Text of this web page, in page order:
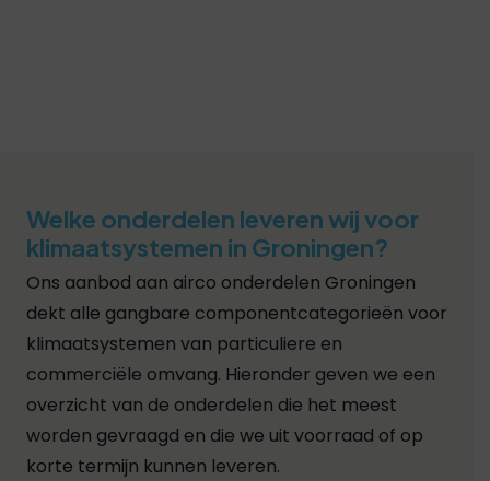
Welke onderdelen leveren wij voor
klimaatsystemen in Groningen?
Ons aanbod aan airco onderdelen Groningen
dekt alle gangbare componentcategorieën voor
klimaatsystemen van particuliere en
commerciële omvang. Hieronder geven we een
overzicht van de onderdelen die het meest
worden gevraagd en die we uit voorraad of op
korte termijn kunnen leveren.